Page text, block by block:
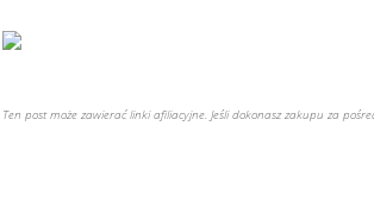
Ten post może zawierać linki afiliacyjne. Jeśli dokonasz zakupu za